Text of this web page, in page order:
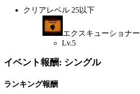
クリアレベル 25以下
エクスキューショナー
Lv.5
イベント報酬: シングル
ランキング報酬